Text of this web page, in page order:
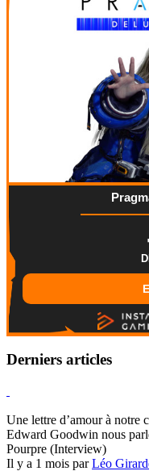
Derniers articles
Une lettre d’amour à notre
Edward Goodwin nous
Pourpre (Interview)
Il y a 1 mois parLéo